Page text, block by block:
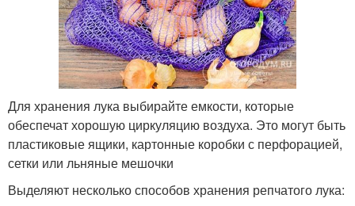
Для хранения лука выбирайте емкости, которые
обеспечат хорошую циркуляцию воздуха. Это могут быть
пластиковые ящики, картонные коробки с перфорацией,
сетки или льняные мешочки
Выделяют несколько способов хранения репчатого лука: